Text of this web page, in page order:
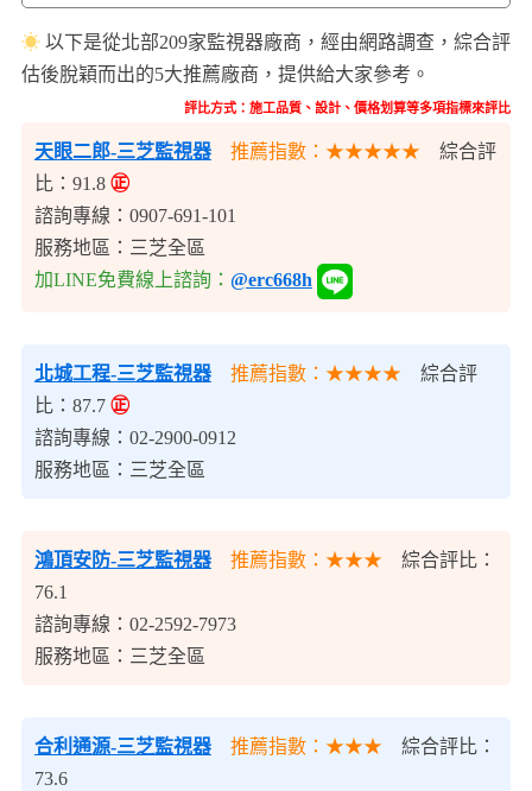
☀以下是從北部209家監視器廠商，經由網路調查，綜合評
估後脫穎而出的5大推薦廠商，提供給大家參考。
評比方式：施工品質、設計、價格划算等多項指標來評比
天眼二郎-三芝監視器 推薦指數：★★★★★ 綜合評
比：91.8 ㊣
諮詢專線：0907-691-101
服務地區：三芝全區
加LINE免費線上諮詢： @erc668h
北城工程-三芝監視器 推薦指數：★★★★ 綜合評
比：87.7 ㊣
諮詢專線：02-2900-0912
服務地區：三芝全區
鴻頂安防-三芝監視器 推薦指數：★★★ 綜合評比：
76.1
諮詢專線：02-2592-7973
服務地區：三芝全區
合利通源-三芝監視器 推薦指數：★★★ 綜合評比：
73.6